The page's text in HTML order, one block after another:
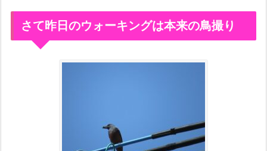
さて昨日のウォーキングは本来の鳥撮り